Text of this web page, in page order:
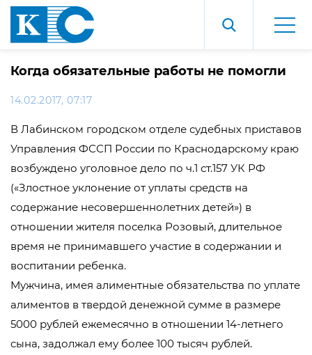
Когда обязательные работы не помогли
14.02.2017, 07:17
В Лабинском городском отделе судебных приставов
Управления ФССП России по Краснодарскому краю
возбуждено уголовное дело по ч.1 ст.157 УК РФ
(«Злостное уклонение от уплаты средств на
содержание несовершеннолетних детей») в
отношении жителя поселка Розовый, длительное
время не принимавшего участие в содержании и
воспитании ребенка.
Мужчина, имея алиментные обязательства по уплате
алиментов в твердой денежной сумме в размере
5000 рублей ежемесячно в отношении 14-летнего
сына, задолжал ему более 100 тысяч рублей.